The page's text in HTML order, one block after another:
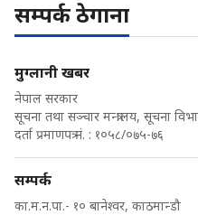
सम्पर्क ठेगाना
मुग्लानी खबर
नेपाल सरकार
सूचना तथा सञ्चार मन्त्रालय, सूचना
दर्ता प्रमाणपत्र नं. : १०५८/०७५-७६
सम्पर्क
का.म.न.पा.- १० बानेश्वर, काठमान्डौ